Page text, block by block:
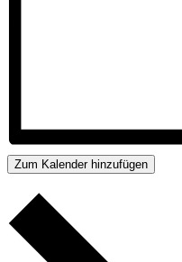
Zum Kalender hinzufügen